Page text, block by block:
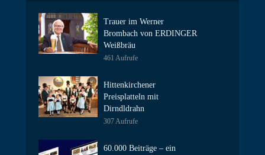
Trauer im Werner
Brombach von ERDINGER
Weißbräu
461 Aufrufe
Hittenkirchener
Preisplatteln mit
Dirndldrahn
307 Aufrufe
60.000 Beiträge – ein